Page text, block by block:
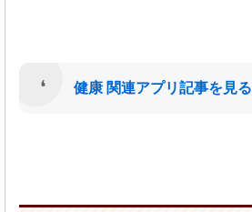
健康 関連アプリ記事を見る